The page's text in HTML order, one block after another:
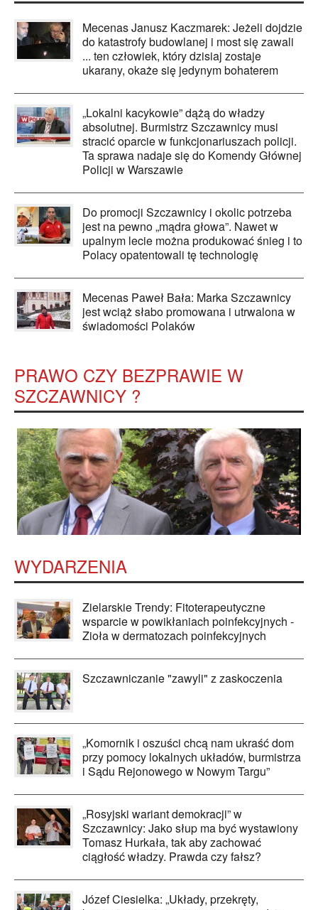
Mecenas Janusz Kaczmarek: Jeżeli dojdzie
do katastrofy budowlanej i most się zawali
... ten człowiek, który dzisiaj zostaje
ukarany, okaże się jedynym bohaterem
„Lokalni kacykowie” dążą do władzy
absolutnej. Burmistrz Szczawnicy musi
stracić oparcie w funkcjonariuszach policji.
Ta sprawa nadaje się do Komendy Głównej
Policji w Warszawie
Do promocji Szczawnicy i okolic potrzeba
jest na pewno „mądra głowa”. Nawet w
upalnym lecie można produkować śnieg i to
Polacy opatentowali tę technologię
Mecenas Paweł Bała: Marka Szczawnicy
jest wciąż słabo promowana i utrwalona w
świadomości Polaków
PRAWO CZY BEZPRAWIE W
SZCZAWNICY ?
WYDARZENIA
Zielarskie Trendy: Fitoterapeutyczne
wsparcie w powikłaniach poinfekcyjnych -
Zioła w dermatozach poinfekcyjnych
Szczawniczanie "zawyli" z zaskoczenia
„Komornik i oszuści chcą nam ukraść dom
przy pomocy lokalnych układów, burmistrza
i Sądu Rejonowego w Nowym Targu”
„Rosyjski wariant demokracji” w
Szczawnicy: Jako słup ma być wystawiony
Tomasz Hurkała, tak aby zachować
ciągłość władzy. Prawda czy fałsz?
Józef Ciesielka: „Układy, przekręty,